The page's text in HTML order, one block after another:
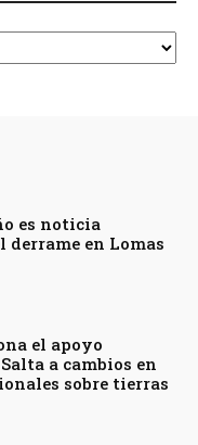
es noticia
derrame en Lomas
el apoyo
a cambios en
sobre tierras